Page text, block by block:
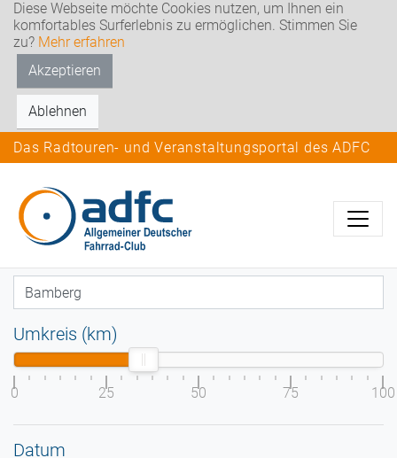
Diese Webseite möchte Cookies nutzen, um Ihnen ein
komfortables Surferlebnis zu ermöglichen. Stimmen Sie
zu? Mehr erfahren
Akzeptieren
Ablehnen
Das Radtouren- und Veranstaltungsportal des ADFC
Umkreis (km)
0 25 50 75 100
Datum